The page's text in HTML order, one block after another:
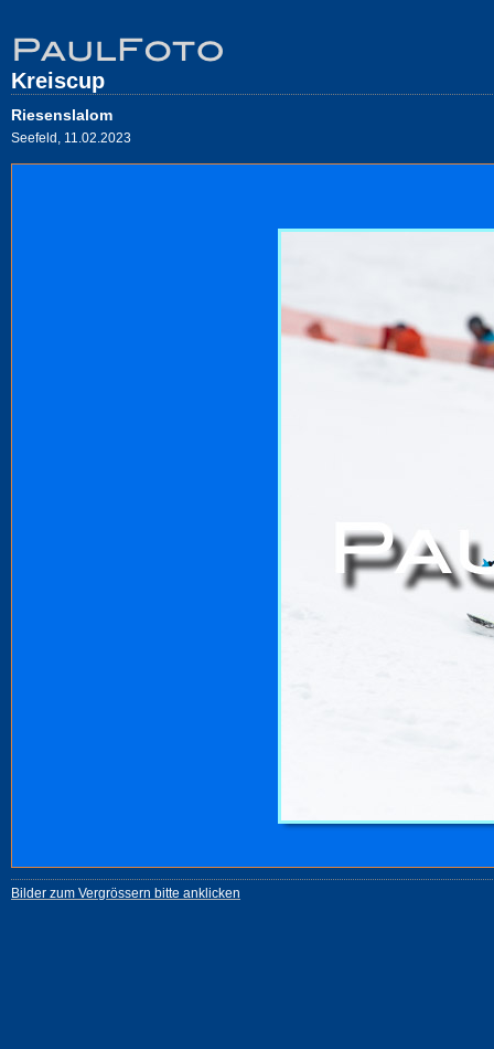
Kreiscup
Riesenslalom
Seefeld, 11.02.2023
Bilder zum Vergrössern bitte anklicken